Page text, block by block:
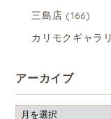
三島店 (166)
カリモクギャラ
アーカイブ